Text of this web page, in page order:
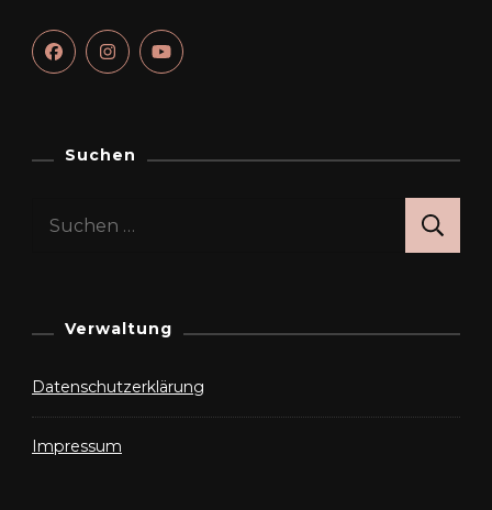
Suchen
Suchen
Verwaltung
Datenschutzerklärung
Impressum